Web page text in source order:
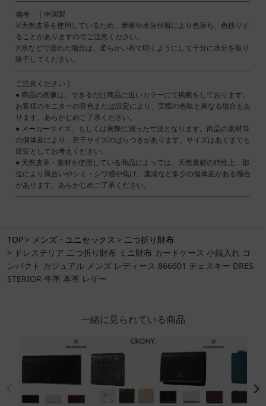
TOP メンズ・ユニセックス
二つ折り財布
ドレステリア 二つ折り財布 ミニ財布 カードケース 小銭入れ コ
ンパクト カジュアル メンズ レディース 866601 チェスキー DRES
STERIOR 牛革 本革 レザー
備考 ｜中国製
※天然皮革を使用しているため、摩擦や水分付着により色落ち、色移りす
ることがありますのでご注意ください。
※水などで濡れた場合は、柔らかい布で叩くようにして十分に水分を取り
陰干してください。
ご注意ください｜
● 商品の画像は、できるだけ商品に近いカラーにて掲載をしております。
お客様のモニターの発色または設定により、実際の色味と異なる場合もあ
ります。あらかじめご了承ください。
● メーカーサイズ、もしくは実際に測った寸法となります。商品の素材等
の個体差により、若干サイズのばらつきがあります。サイズはあくまでも
目安としてお考えください。
● 天然皮革・素材を使用している商品によっては、天然素材の特性上、部
位により風合いやシミ・シワ感や焦げ、濃淡など多少の個体差がある場合
があります。あらかじめご了承ください。
一緒に見られている商品